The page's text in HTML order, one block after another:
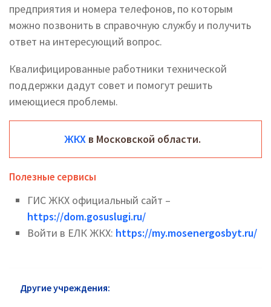
предприятия и номера телефонов, по которым
можно позвонить в справочную службу и получить
ответ на интересующий вопрос.
Квалифицированные работники технической
поддержки дадут совет и помогут решить
имеющиеся проблемы.
ЖКХ в Московской области.
Полезные сервисы
ГИС ЖКХ официальный сайт –
https://dom.gosuslugi.ru/
Войти в ЕЛК ЖКХ: https://my.mosenergosbyt.ru/
Другие учреждения: